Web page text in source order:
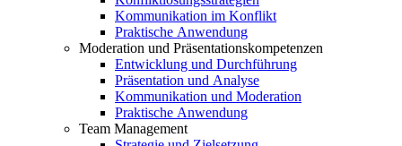
Kommunikation im Konflikt
Praktische Anwendung
Moderation und Präsentationskompetenzen
Entwicklung und Durchführung
Präsentation und Analyse
Kommunikation und Moderation
Praktische Anwendung
Team Management